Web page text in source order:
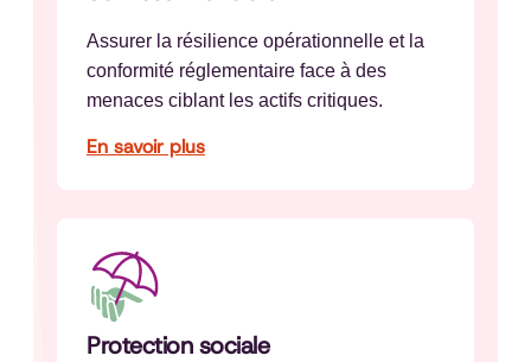
Assurer la résilience opérationnelle et la
conformité réglementaire face à des
menaces ciblant les actifs critiques.
En savoir plus
Protection sociale